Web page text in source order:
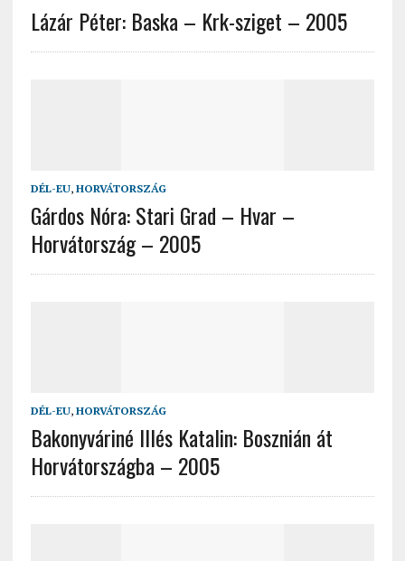
Lázár Péter: Baska – Krk-sziget – 2005
DÉL-EU, HORVÁTORSZÁG
Gárdos Nóra: Stari Grad – Hvar –
Horvátország – 2005
DÉL-EU, HORVÁTORSZÁG
Bakonyváriné Illés Katalin: Bosznián át
Horvátországba – 2005